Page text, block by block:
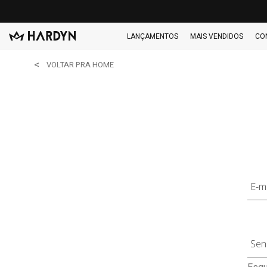
LANÇAMENTOS MAIS VENDIDOS
VOLTAR PRA HOME